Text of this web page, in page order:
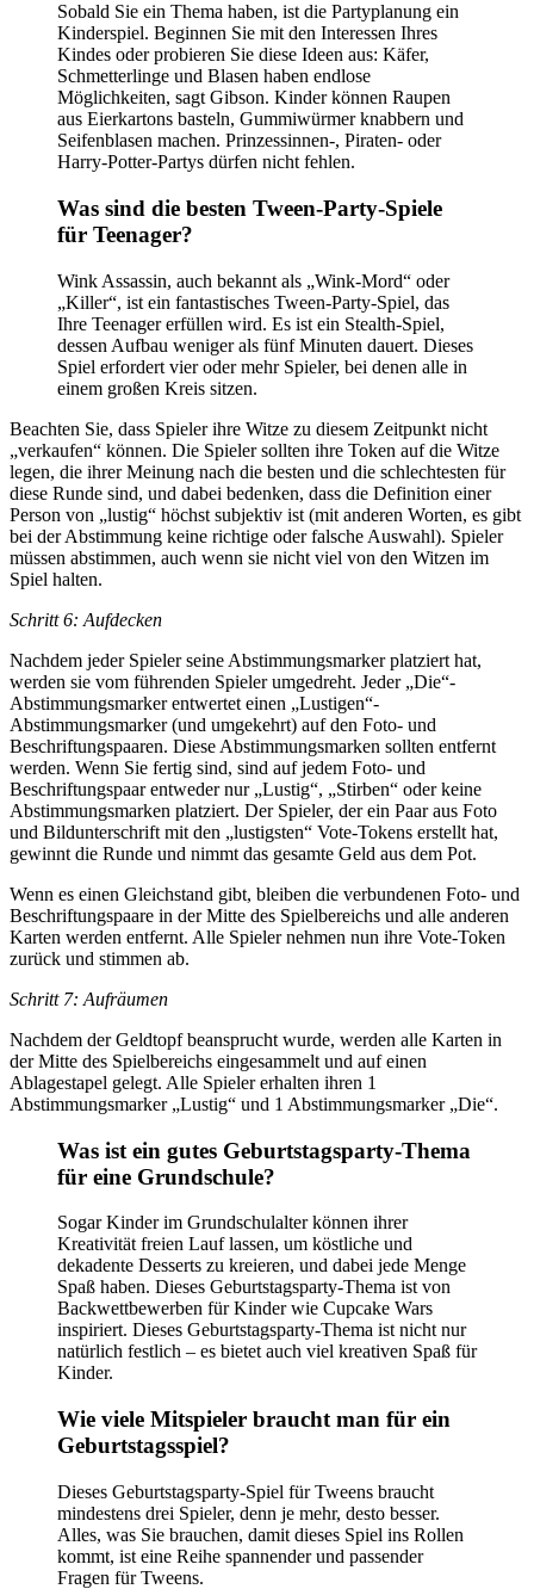
Sobald Sie ein Thema haben, ist die Partyplanung ein
Kinderspiel. Beginnen Sie mit den Interessen Ihres
Kindes oder probieren Sie diese Ideen aus: Käfer,
Schmetterlinge und Blasen haben endlose
Möglichkeiten, sagt Gibson. Kinder können Raupen
aus Eierkartons basteln, Gummiwürmer knabbern und
Seifenblasen machen. Prinzessinnen-, Piraten- oder
Harry-Potter-Partys dürfen nicht fehlen.
Was sind die besten Tween-Party-Spiele
für Teenager?
Wink Assassin, auch bekannt als „Wink-Mord“ oder
„Killer“, ist ein fantastisches Tween-Party-Spiel, das
Ihre Teenager erfüllen wird. Es ist ein Stealth-Spiel,
dessen Aufbau weniger als fünf Minuten dauert. Dieses
Spiel erfordert vier oder mehr Spieler, bei denen alle in
einem großen Kreis sitzen.
Beachten Sie, dass Spieler ihre Witze zu diesem Zeitpunkt nicht
„verkaufen“ können. Die Spieler sollten ihre Token auf die Witze
legen, die ihrer Meinung nach die besten und die schlechtesten für
diese Runde sind, und dabei bedenken, dass die Definition einer
Person von „lustig“ höchst subjektiv ist (mit anderen Worten, es gibt
bei der Abstimmung keine richtige oder falsche Auswahl). Spieler
müssen abstimmen, auch wenn sie nicht viel von den Witzen im
Spiel halten.
Schritt 6: Aufdecken
Nachdem jeder Spieler seine Abstimmungsmarker platziert hat,
werden sie vom führenden Spieler umgedreht. Jeder „Die“-
Abstimmungsmarker entwertet einen „Lustigen“-
Abstimmungsmarker (und umgekehrt) auf den Foto- und
Beschriftungspaaren. Diese Abstimmungsmarken sollten entfernt
werden. Wenn Sie fertig sind, sind auf jedem Foto- und
Beschriftungspaar entweder nur „Lustig“, „Stirben“ oder keine
Abstimmungsmarken platziert. Der Spieler, der ein Paar aus Foto
und Bildunterschrift mit den „lustigsten“ Vote-Tokens erstellt hat,
gewinnt die Runde und nimmt das gesamte Geld aus dem Pot.
Wenn es einen Gleichstand gibt, bleiben die verbundenen Foto- und
Beschriftungspaare in der Mitte des Spielbereichs und alle anderen
Karten werden entfernt. Alle Spieler nehmen nun ihre Vote-Token
zurück und stimmen ab.
Schritt 7: Aufräumen
Nachdem der Geldtopf beansprucht wurde, werden alle Karten in
der Mitte des Spielbereichs eingesammelt und auf einen
Ablagestapel gelegt. Alle Spieler erhalten ihren 1
Abstimmungsmarker „Lustig“ und 1 Abstimmungsmarker „Die“.
Was ist ein gutes Geburtstagsparty-Thema
für eine Grundschule?
Sogar Kinder im Grundschulalter können ihrer
Kreativität freien Lauf lassen, um köstliche und
dekadente Desserts zu kreieren, und dabei jede Menge
Spaß haben. Dieses Geburtstagsparty-Thema ist von
Backwettbewerben für Kinder wie Cupcake Wars
inspiriert. Dieses Geburtstagsparty-Thema ist nicht nur
natürlich festlich – es bietet auch viel kreativen Spaß für
Kinder.
Wie viele Mitspieler braucht man für ein
Geburtstagsspiel?
Dieses Geburtstagsparty-Spiel für Tweens braucht
mindestens drei Spieler, denn je mehr, desto besser.
Alles, was Sie brauchen, damit dieses Spiel ins Rollen
kommt, ist eine Reihe spannender und passender
Fragen für Tweens.